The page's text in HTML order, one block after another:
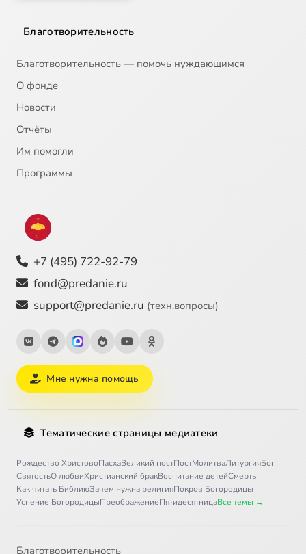
Благотворительность
Благотворительность — помочь нуждающимся
О фонде
Новости
Отчёты
Им помогли
Программы
+7 (495) 722-92-79
fond@predanie.ru
support@predanie.ru (техн.вопросы)
Мне нужна помощь
Тематические страницы медиатеки
Рождество ХристовоПасхаВеликий постПостМолитваЛитургияБог
СвятостьО любвиХристианский бракВоспитание детейСмерть
Как читать БиблиюЗачем нужна религияПокров Богородицы
Успение БогородицыПреображениеПятидесятницаВсе темы →
Благотворительность